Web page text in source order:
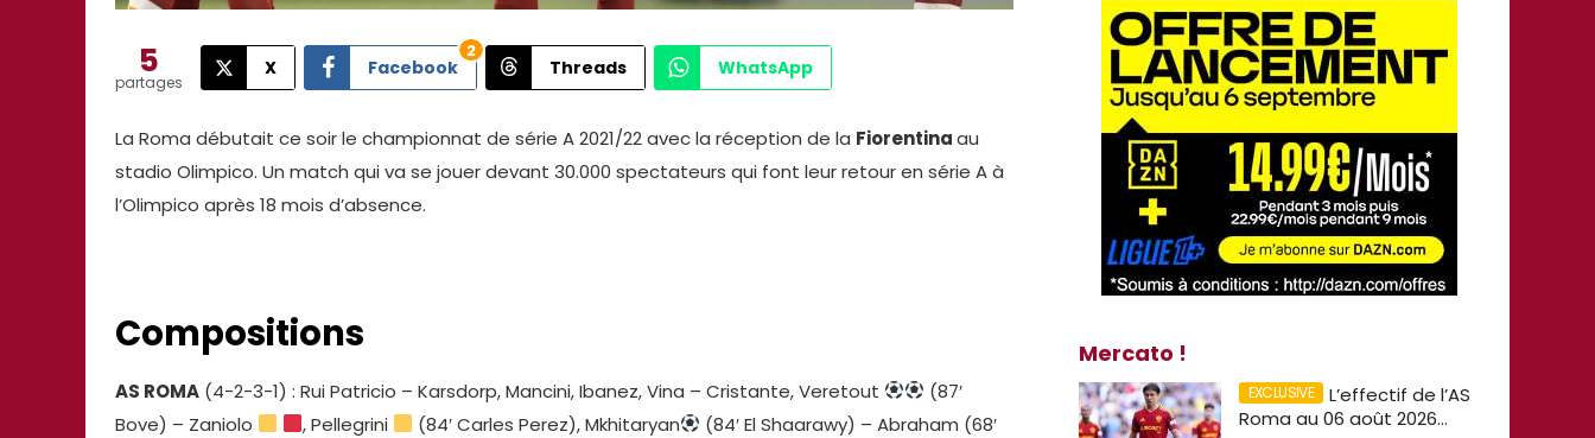
5
partages
X Facebook
2
Threads WhatsApp
La Roma débutait ce soir le championnat de série A 2021/22 avec la réception de la Fiorentinaau
stadio Olimpico. Un match qui va se jouer devant 30.000 spectateurs qui font leur retour en série A à
l’Olimpico après 18 mois d’absence.
Compositions
AS ROMA (4-2-3-1) : Rui Patricio – Karsdorp, Mancini, Ibanez, Vina – Cristante, Veretout
(87′
Bove) – Zaniolo
, Pellegrini (84′ Carles Perez), Mkhitaryan
(84′ El Shaarawy) – Abraham (68′
Mercato !
L’effectif de l’AS
Roma au 06 août 2026…